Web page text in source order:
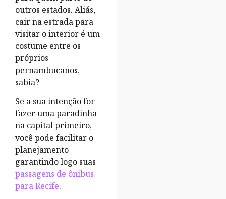
outros estados. Aliás,
cair na estrada para
visitar o interior é um
costume entre os
próprios
pernambucanos,
sabia?
Se a sua intenção for
fazer uma paradinha
na capital primeiro,
você pode facilitar o
planejamento
garantindo logo suas
passagens de ônibus
para Recife.